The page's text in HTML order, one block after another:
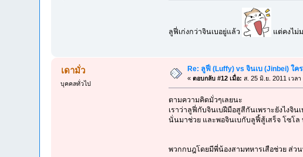
ลูฟี่เก่งกว่าจินเบอยู่แล้ว แต่คงไม่
เดามั่ว
บุคคลทั่วไป
Re: ลูฟี่ (Luffy) vs จินเบ (Jinbei) ใค
«ตอบกลับ #12 เมื่อ: ส. 25 มิ.ย. 2011 เวล
ตามความคิดมั่วๆเลยนะ
เราว่าลูฟี่กับจินเบฝีมือสูสีกันเพราะยังไงจิ
นั่นมาช่วย และพอจินเบกับลูฟี้สู้เสร็จ โซโ
พวกกบฎโดยมีพี่น้องสามทหารเสือช่วย ส่ว